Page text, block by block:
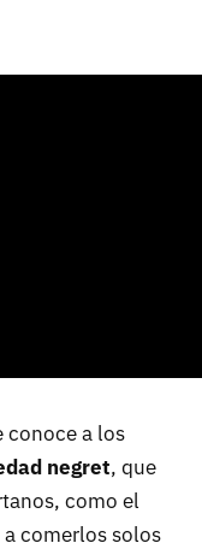
conoce a los
negret, que
como el
comerlos solos